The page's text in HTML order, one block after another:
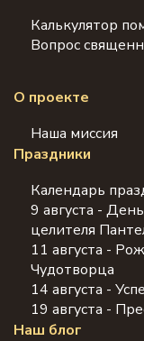
Калькулятор
Вопрос
О проекте
Наша миссия
Праздники
Календарь
9 августа -
целителя
11 августа -
Чудотворца
14 августа -
19 августа -
Наш блог